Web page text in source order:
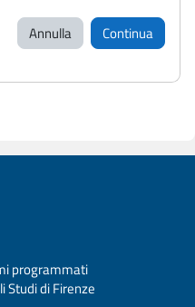
Annulla Continua
programmati
Studi di Firenze